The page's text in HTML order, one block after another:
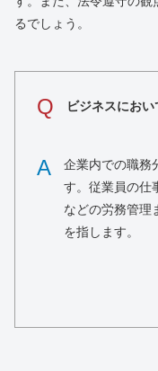
るでしょう。
Q ビジネスにお
A
企業内での職務
す。従業員の仕
などの労務管理
を指します。